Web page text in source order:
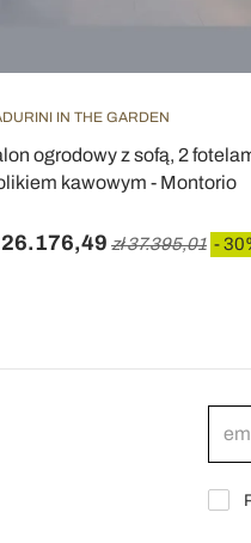
IN THE GARDEN
ogrodowy z sofą, 2
kawowym - Montorio
26.176,49 zł 37.395,01 -